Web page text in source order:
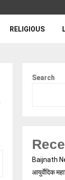
RELIGIOUS
Search
Baijnath
आयुर्वेदिक